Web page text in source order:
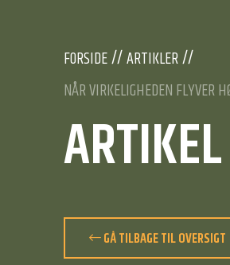
FORSIDE
ARTIKLER
NÅR VIRKELIGHEDEN FLYVER
ARTIKEL
GÅ TILBAGE TIL OVERSIGT